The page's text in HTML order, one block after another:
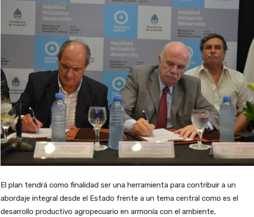
El plan tendrá como finalidad ser una herramienta para contribuir a un
abordaje integral desde el Estado frente a un tema central como es el
desarrollo productivo agropecuario en armonía con el ambiente,